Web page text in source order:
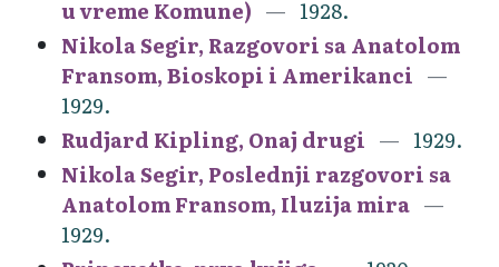
u vreme Komune)
1928.
Nikola Segir, Razgovori sa Anatolom
Fransom, Bioskopi i Amerikanci
1929.
Rudjard Kipling, Onaj drugi
1929.
Nikola Segir, Poslednji razgovori sa
Anatolom Fransom, Iluzija mira
1929.